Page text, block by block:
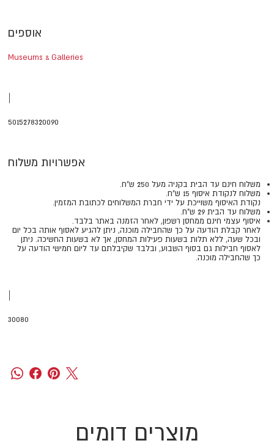
אוספים
Museums & Galleries
|
5015278320090
אפשרויות משלוח
משלוח חינם עד הבית בקניה מעל 250 ש"ח.
משלוח לנקודת איסוף 15 ש"ח.
נקודת האיסוף משוייכת על ידי חברת המשלוחים לכתובת המזמין.
משלוח עד הבית 29 ש"ח.
איסוף עצמי חינם ממחסן רשפון, לאחר הזמנה באתר בלבד.
​​​​​​​לאחר קבלת הודעה על כך שהחבילה מוכנה, ניתן להגיע לאסוף אותה בכל יום
ובכל שעה, ללא תלות בשעות פעילות המחסן, אך לא בשעות החשיכה. ניתן
לאסוף חבילות גם בסוף השבוע, ובלבד שקיבלתם עד ליום חמישי הודעה על
כך שהחבילה מוכנה.
|
30080
מוצרים דומים